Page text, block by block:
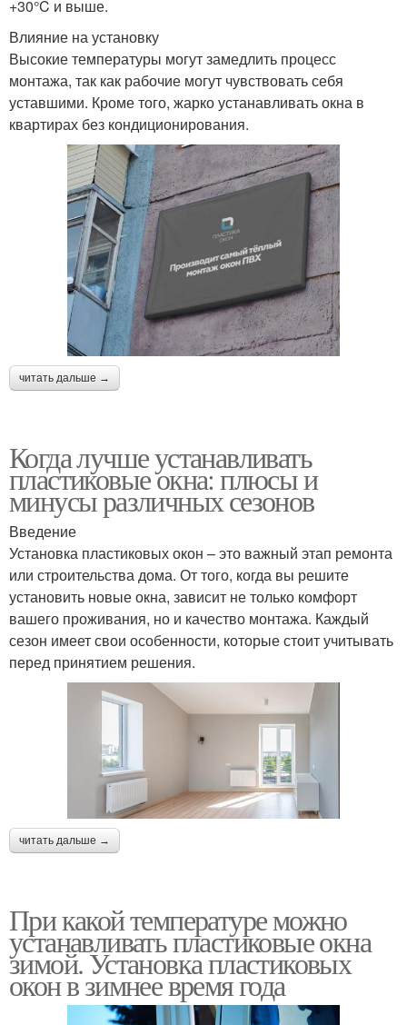
+30°C и выше.
Влияние на установку
Высокие температуры могут замедлить процесс
монтажа, так как рабочие могут чувствовать себя
уставшими. Кроме того, жарко устанавливать окна в
квартирах без кондиционирования.
читать дальше →
Когда лучше устанавливать
пластиковые окна: плюсы и
минусы различных сезонов
Введение
Установка пластиковых окон – это важный этап ремонта
или строительства дома. От того, когда вы решите
установить новые окна, зависит не только комфорт
вашего проживания, но и качество монтажа. Каждый
сезон имеет свои особенности, которые стоит учитывать
перед принятием решения.
читать дальше →
При какой температуре можно
устанавливать пластиковые окна
зимой. Установка пластиковых
окон в зимнее время года